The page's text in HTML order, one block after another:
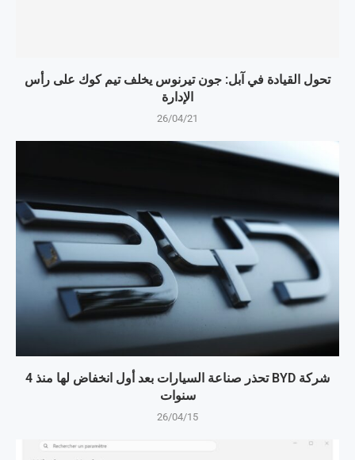
تحول القيادة في آبل: جون تيرنوس يخلف تيم كوك على رأس
الإدارة
26/04/21
شركة BYD تحذر صناعة السيارات بعد أول انخفاض لها منذ 4
سنوات
26/04/15